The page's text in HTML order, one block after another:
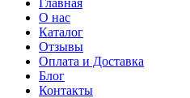
составляла
31
950 .
Главная
О нас
Каталог
Отзывы
Оплата и Доставка
Блог
Контакты